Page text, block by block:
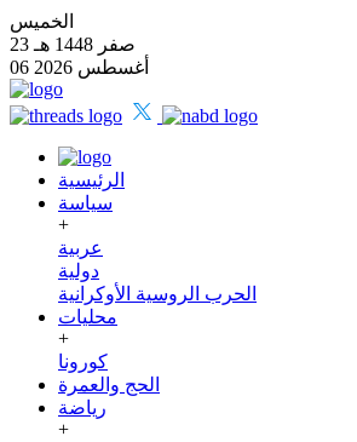
الخميس
23 صفر 1448 هـ
06 أغسطس 2026
الرئيسية
سياسة
+
عربية
دولية
الحرب الروسية الأوكرانية
محليات
+
كورونا
الحج والعمرة
رياضة
+